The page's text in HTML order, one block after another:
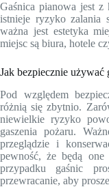
Gaśnica pianowa jest
istnieje ryzyko zalania
ważna jest estetyka
miejsc są biura, hotele
Jak bezpiecznie używać
Pod względem
różnią się zbytnio.
niewielkie ryzyko
gaszenia pożaru.
przeglądzie i
pewność, że będą
przypadku gaśnic
przewracanie, aby